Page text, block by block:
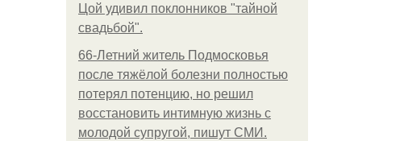
Цой удивил поклонников "тайной
свадьбой".
66-Летний житель Подмосковья
после тяжёлой болезни полностью
потерял потенцию, но решил
восстановить интимную жизнь с
молодой супругой, пишут СМИ.